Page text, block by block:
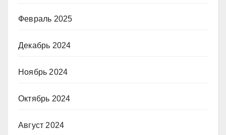
Февраль 2025
Декабрь 2024
Ноябрь 2024
Октябрь 2024
Август 2024